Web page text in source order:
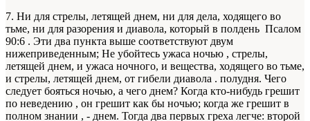
7. Ни для стрелы, летящей днем, ни для дела, ходящего во
тьме, ни для разорения и диавола, который в полдень Псалом
90:6 . Эти два пункта выше соответствуют двум
нижеприведенным; Не убойтесь ужаса ночью , стрелы,
летящей днем, и ужаса ночного, и вещества, ходящего во тьме,
и стрелы, летящей днем, от гибели диавола . полудня. Чего
следует бояться ночью, а чего днем? Когда кто-нибудь грешит
по неведению , он грешит как бы ночью; когда же грешит в
полном знании , - днем. Тогда два первых греха легче: второй